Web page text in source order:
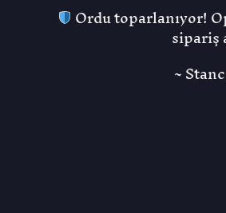
Ordu toparlanıyor!
sipariş
~